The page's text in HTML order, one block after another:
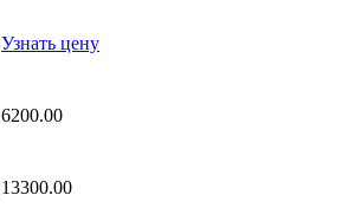
Узнать цену
6200.00
13300.00